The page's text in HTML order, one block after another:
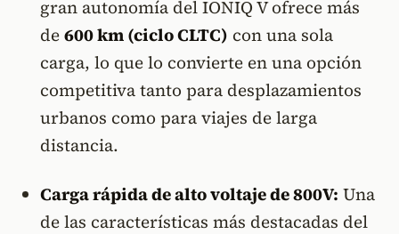
gran autonomía del IONIQ V ofrece más
de600 km (ciclo CLTC) con una sola
carga, lo que lo convierte en una opción
competitiva tanto para desplazamientos
urbanos como para viajes de larga
distancia.
Carga rápida de alto voltaje de 800V: Una
de las características más destacadas del